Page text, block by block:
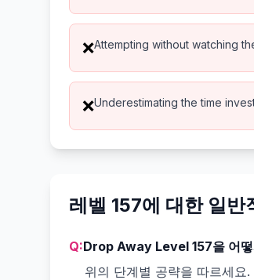
❌Attempting without watching
❌Underestimating the time
레벨 157에 대한 일반
Q:Drop Away Level 157을 어
위의 단계별 공략을 따르세요